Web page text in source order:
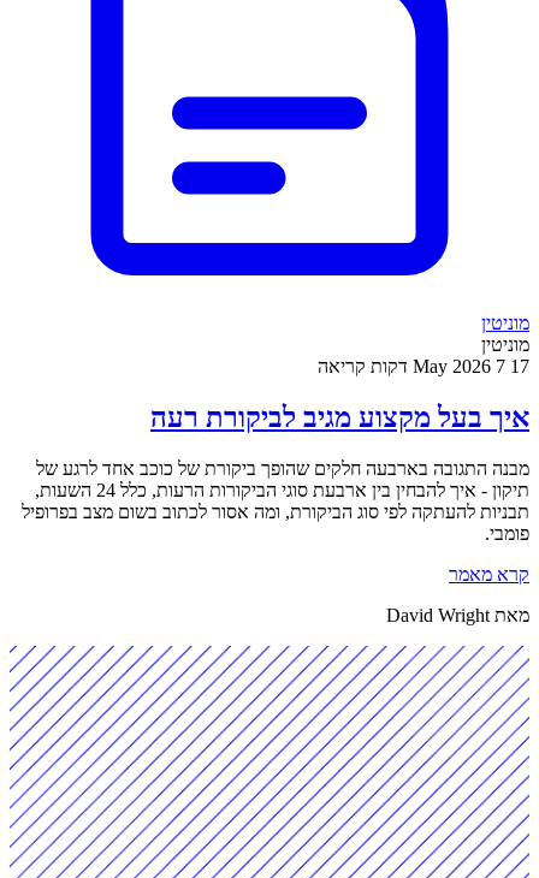
מוניטין
מוניטין
17 May 2026 7 דקות קריאה
איך בעל מקצוע מגיב לביקורת רעה
מבנה התגובה בארבעה חלקים שהופך ביקורת של כוכב אחד לרגע של
תיקון - איך להבחין בין ארבעת סוגי הביקורות הרעות, כלל 24 השעות,
תבניות להעתקה לפי סוג הביקורת, ומה אסור לכתוב בשום מצב בפרופיל
פומבי.
קרא מאמר
מאת David Wright